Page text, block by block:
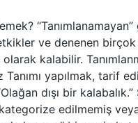
ve denenen
kalabilir.
Tanımı yapılmak, tarif
dışı bir
kategorize edilmemiş